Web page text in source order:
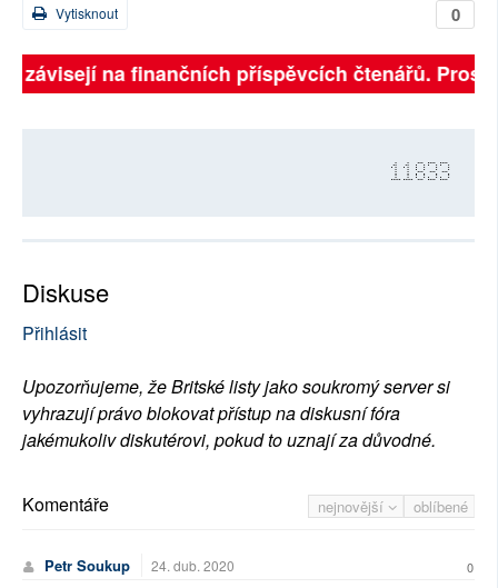
0
Vytisknout
závisejí na finančních příspěvcích čtenářů.
11833
Diskuse
Přihlásit
Upozorňujeme, že Britské listy jako soukromý server si
vyhrazují právo blokovat přístup na diskusní fóra
jakémukoliv diskutérovi, pokud to uznají za důvodné.
nejnovější oblíbené
Komentáře
Petr Soukup 24. dub. 2020 0